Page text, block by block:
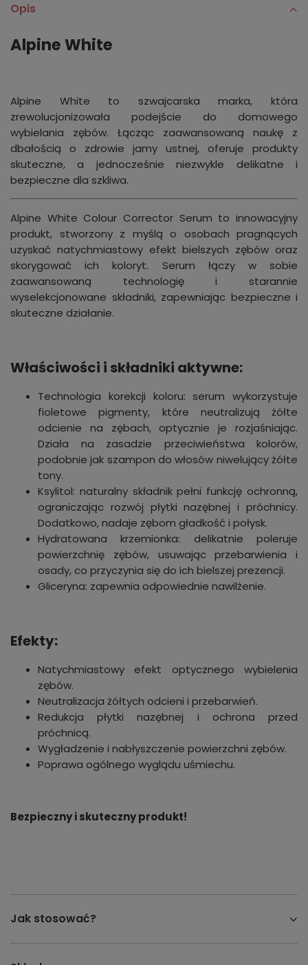
Opis
Alpine White
Alpine White to szwajcarska marka, która
zrewolucjonizowała podejście do domowego
wybielania zębów. Łącząc zaawansowaną naukę z
dbałością o zdrowie jamy ustnej, oferuje produkty
skuteczne, a jednocześnie niezwykle delikatne i
bezpieczne dla szkliwa.
Alpine White Colour Corrector Serum to innowacyjny
produkt, stworzony z myślą o osobach pragnących
uzyskać natychmiastowy efekt bielszych zębów oraz
skorygować ich koloryt. Serum łączy w sobie
zaawansowaną technologię i starannie
wyselekcjonowane składniki, zapewniając bezpieczne i
skuteczne działanie.
Właściwości i składniki aktywne:
Technologia korekcji koloru: serum wykorzystuje
fioletowe pigmenty, które neutralizują żółte
odcienie na zębach, optycznie je rozjaśniając.
Działa na zasadzie przeciwieństwa kolorów,
podobnie jak szampon do włosów niwelujący żółte
tony.
Ksylitol: naturalny składnik pełni funkcję ochronną,
ograniczając rozwój płytki nazębnej i próchnicy.
Dodatkowo, nadaje zębom gładkość i połysk.
Hydratowana krzemionka: delikatnie poleruje
powierzchnię zębów, usuwając przebarwienia i
osady, co przyczynia się do ich bielszej prezencji.
Gliceryna: zapewnia odpowiednie nawilżenie.
Efekty:
Natychmiastowy efekt optycznego wybielenia
zębów.
Neutralizacja żółtych odcieni i przebarwień.
Redukcja płytki nazębnej i ochrona przed
próchnicą.
Wygładzenie i nabłyszczenie powierzchni zębów.
Poprawa ogólnego wyglądu uśmiechu.
Bezpieczny i skuteczny produkt!
Jak stosować?